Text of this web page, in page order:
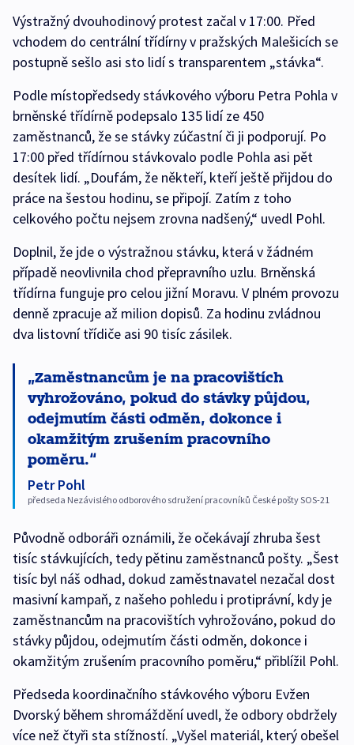
Výstražný dvouhodinový protest začal v 17:00. Před
vchodem do centrální třídírny v pražských Malešicích se
postupně sešlo asi sto lidí s transparentem „stávka“.
Podle místopředsedy stávkového výboru Petra Pohla v
brněnské třídírně podepsalo 135 lidí ze 450
zaměstnanců, že se stávky zúčastní či ji podporují. Po
17:00 před třídírnou stávkovalo podle Pohla asi pět
desítek lidí. „Doufám, že někteří, kteří ještě přijdou do
práce na šestou hodinu, se připojí. Zatím z toho
celkového počtu nejsem zrovna nadšený,“ uvedl Pohl.
Doplnil, že jde o výstražnou stávku, která v žádném
případě neovlivnila chod přepravního uzlu. Brněnská
třídírna funguje pro celou jižní Moravu. V plném provozu
denně zpracuje až milion dopisů. Za hodinu zvládnou
dva listovní třídiče asi 90 tisíc zásilek.
Zaměstnancům je na pracovištích
vyhrožováno, pokud do stávky půjdou,
odejmutím části odměn, dokonce i
okamžitým zrušením pracovního
poměru.
Petr Pohl
předseda Nezávislého odborového sdružení pracovníků České pošty SOS-21
Původně odboráři oznámili, že očekávají zhruba šest
tisíc stávkujících, tedy pětinu zaměstnanců pošty. „Šest
tisíc byl náš odhad, dokud zaměstnavatel nezačal dost
masivní kampaň, z našeho pohledu i protiprávní, kdy je
zaměstnancům na pracovištích vyhrožováno, pokud do
stávky půjdou, odejmutím části odměn, dokonce i
okamžitým zrušením pracovního poměru,“ přiblížil Pohl.
Předseda koordinačního stávkového výboru Evžen
Dvorský během shromáždění uvedl, že odbory obdržely
více než čtyři sta stížností. „Vyšel materiál, který obešel